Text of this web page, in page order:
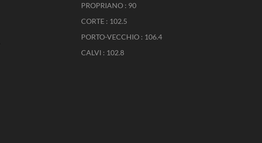
PROPRIANO : 90
CORTE : 102.5
PORTO-VECCHIO : 106.4
CALVI : 102.8